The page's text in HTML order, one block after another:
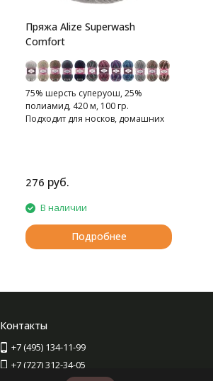
Пряжа Alize Superwash
Comfort
75% шерсть суперуош, 25%
полиамид, 420 м, 100 гр.
Подходит для носков, домашних
276 руб.
В наличии
Подробнее
Контакты
+7 (495) 134-11-99
+7 (727) 312-34-05
Для звонков из Казахстана